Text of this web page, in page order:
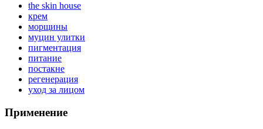
the skin house
крем
морщины
муцин улитки
пигментация
питание
постакне
регенерация
уход за лицом
Применение